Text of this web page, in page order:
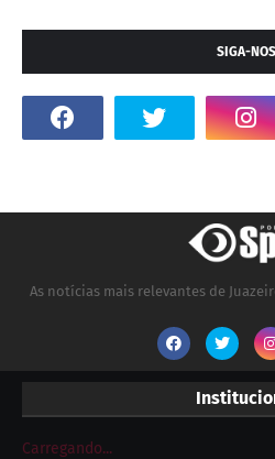
SIGA-NOS
As notícias mais relevantes de
Carregando...